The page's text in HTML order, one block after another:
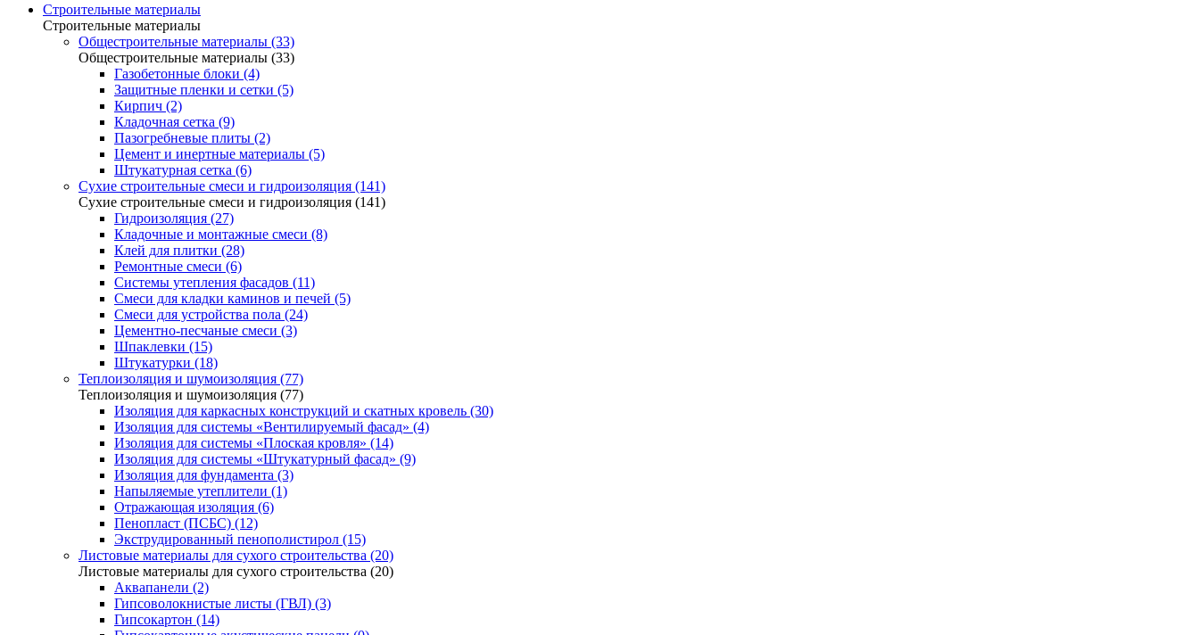
Строительные материалы
Строительные материалы
Общестроительные материалы (33)
Общестроительные материалы (33)
Газобетонные блоки (4)
Защитные пленки и сетки (5)
Кирпич (2)
Кладочная сетка (9)
Пазогребневые плиты (2)
Цемент и инертные материалы (5)
Штукатурная сетка (6)
Сухие строительные смеси и гидроизоляция (141)
Сухие строительные смеси и гидроизоляция (141)
Гидроизоляция (27)
Кладочные и монтажные смеси (8)
Клей для плитки (28)
Ремонтные смеси (6)
Системы утепления фасадов (11)
Смеси для кладки каминов и печей (5)
Смеси для устройства пола (24)
Цементно-песчаные смеси (3)
Шпаклевки (15)
Штукатурки (18)
Теплоизоляция и шумоизоляция (77)
Теплоизоляция и шумоизоляция (77)
Изоляция для каркасных конструкций и скатных кровель (30)
Изоляция для системы «Вентилируемый фасад» (4)
Изоляция для системы «Плоская кровля» (14)
Изоляция для системы «Штукатурный фасад» (9)
Изоляция для фундамента (3)
Напыляемые утеплители (1)
Отражающая изоляция (6)
Пенопласт (ПСБС) (12)
Экструдированный пенополистирол (15)
Листовые материалы для сухого строительства (20)
Листовые материалы для сухого строительства (20)
Аквапанели (2)
Гипсоволокнистые листы (ГВЛ) (3)
Гипсокартон (14)